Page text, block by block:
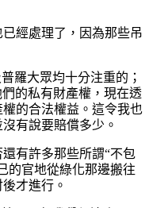
經處理了，因為那些吊
羅大眾均十分注重的；
的私有財產權，現在透
的合法權益。這令我也
有說要賠償多少。
有許多那些所謂“不包
的官地從綠化那邊搬往
才進行。